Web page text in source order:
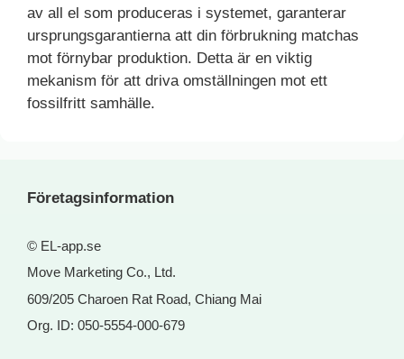
av all el som produceras i systemet, garanterar
ursprungsgarantierna att din förbrukning matchas
mot förnybar produktion. Detta är en viktig
mekanism för att driva omställningen mot ett
fossilfritt samhälle.
Företagsinformation
© EL-app.se
Move Marketing Co., Ltd.
609/205 Charoen Rat Road, Chiang Mai
Org. ID: 050-5554-000-679